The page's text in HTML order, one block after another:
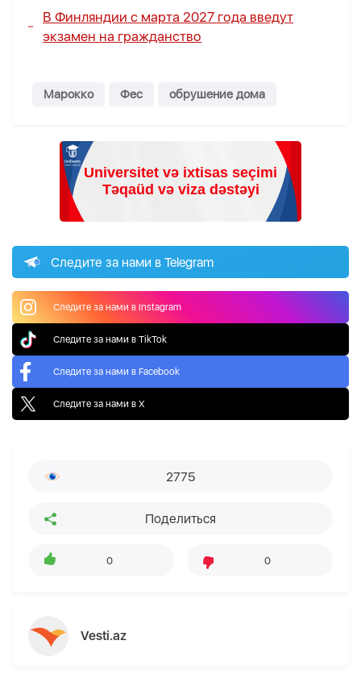
В Финляндии с марта 2027 года введут
экзамен на гражданство
Марокко Фес обрушение дома
Следите за нами в Telegram
Следите за нами в Instagram
Следите за нами в TikTok
Следите за нами в Facebook
Следите за нами в X
2775
Поделиться
0 0
Vesti.az